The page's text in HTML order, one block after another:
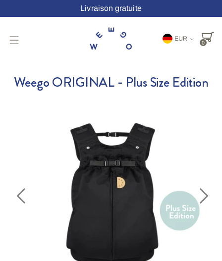
Livraison gratuite
EUR
0
Weego ORIGINAL - Plus Size Edition